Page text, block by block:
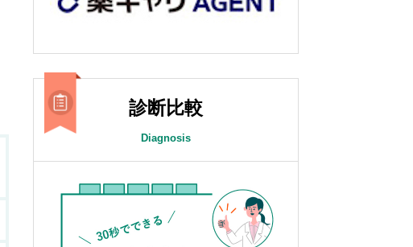
診断比較
Diagnosis